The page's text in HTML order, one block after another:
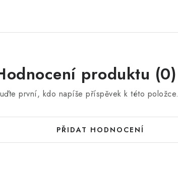
produktu (0)
první, kdo napíše příspěvek k této položce.
PŘIDAT HODNOCENÍ